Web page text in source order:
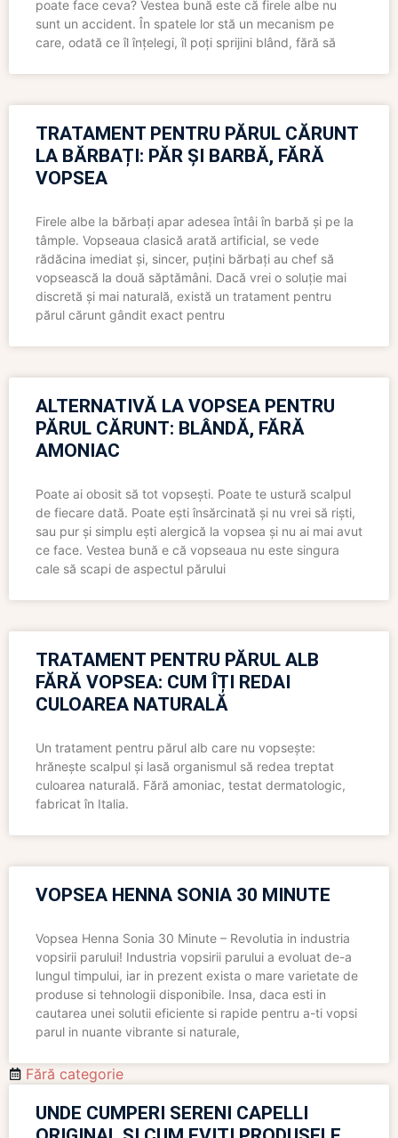
poate face ceva? Vestea bună este că firele albe nu
sunt un accident. În spatele lor stă un mecanism pe
care, odată ce îl înțelegi, îl poți sprijini blând, fără să
TRATAMENT PENTRU PĂRUL CĂRUNT
LA BĂRBAȚI: PĂR ȘI BARBĂ, FĂRĂ
VOPSEA
Firele albe la bărbați apar adesea întâi în barbă și pe la
tâmple. Vopseaua clasică arată artificial, se vede
rădăcina imediat și, sincer, puțini bărbați au chef să
vopsească la două săptămâni. Dacă vrei o soluție mai
discretă și mai naturală, există un tratament pentru
părul cărunt gândit exact pentru
ALTERNATIVĂ LA VOPSEA PENTRU
PĂRUL CĂRUNT: BLÂNDĂ, FĂRĂ
AMONIAC
Poate ai obosit să tot vopsești. Poate te ustură scalpul
de fiecare dată. Poate ești însărcinată și nu vrei să riști,
sau pur și simplu ești alergică la vopsea și nu ai mai avut
ce face. Vestea bună e că vopseaua nu este singura
cale să scapi de aspectul părului
TRATAMENT PENTRU PĂRUL ALB
FĂRĂ VOPSEA: CUM ÎȚI REDAI
CULOAREA NATURALĂ
Un tratament pentru părul alb care nu vopsește:
hrănește scalpul și lasă organismul să redea treptat
culoarea naturală. Fără amoniac, testat dermatologic,
fabricat în Italia.
VOPSEA HENNA SONIA 30 MINUTE
Vopsea Henna Sonia 30 Minute – Revolutia in industria
vopsirii parului! Industria vopsirii parului a evoluat de-a
lungul timpului, iar in prezent exista o mare varietate de
produse si tehnologii disponibile. Insa, daca esti in
cautarea unei solutii eficiente si rapide pentru a-ti vopsi
parul in nuante vibrante si naturale,
Fără categorie
UNDE CUMPERI SERENI CAPELLI